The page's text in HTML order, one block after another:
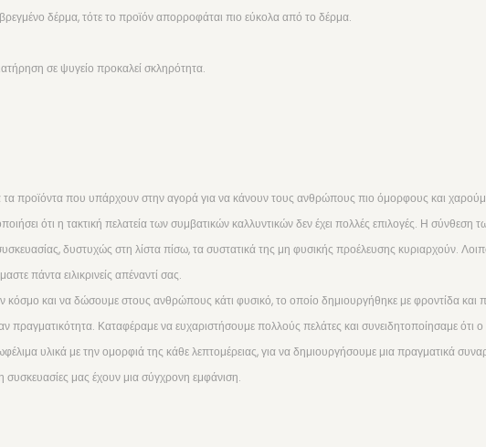
δέρμα, τότε το προϊόν απορροφάται πιο εύκολα από το δέρμα.
σε ψυγείο προκαλεί σκληρότητα.
τα προϊόντα που υπάρχουν στην αγορά για να κάνουν τους ανθρώπους πιο όμορφους και
ότι η τακτική πελατεία των συμβατικών καλλυντικών δεν έχει πολλές επιλογές. Η σύνθεση
δυστυχώς στη λίστα πίσω, τα συστατικά της μη φυσικής προέλευσης κυριαρχούν.
πάντα ειλικρινείς απέναντί σας.
κόσμο και να δώσουμε στους ανθρώπους κάτι φυσικό, το οποίο δημιουργήθηκε με φροντίδα και
πραγματικότητα. Καταφέραμε να ευχαριστήσουμε πολλούς πελάτες και συνειδητοποίησαμε ότι ο
υλικά με την ομορφιά της κάθε λεπτομέρειας, για να δημιουργήσουμε μια πραγματικά
μας έχουν μια σύγχρονη εμφάνιση.